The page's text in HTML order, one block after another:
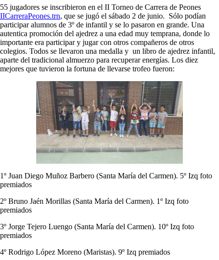
55 jugadores se inscribieron en el II Torneo de Carrera de Peones
IICarreraPeones.trn, que se jugó el sábado 2 de junio. Sólo podían
participar alumnos de 3º de infantil y se lo pasaron en grande. Una
autentica promoción del ajedrez a una edad muy temprana, donde lo
importante era participar y jugar con otros compañeros de otros
colegios. Todos se llevaron una medalla y un libro de ajedrez infantil,
aparte del tradicional almuerzo para recuperar energías. Los diez
mejores que tuvieron la fortuna de llevarse trofeo fueron:
1º Juan Diego Muñoz Barbero (Santa María del Carmen). 5º Izq foto
premiados
2º Bruno Jaén Morillas (Santa María del Carmen). 1º Izq foto
premiados
3º Jorge Tejero Luengo (Santa María del Carmen). 10º Izq foto
premiados
4º Rodrigo López Moreno (Maristas). 9º Izq premiados